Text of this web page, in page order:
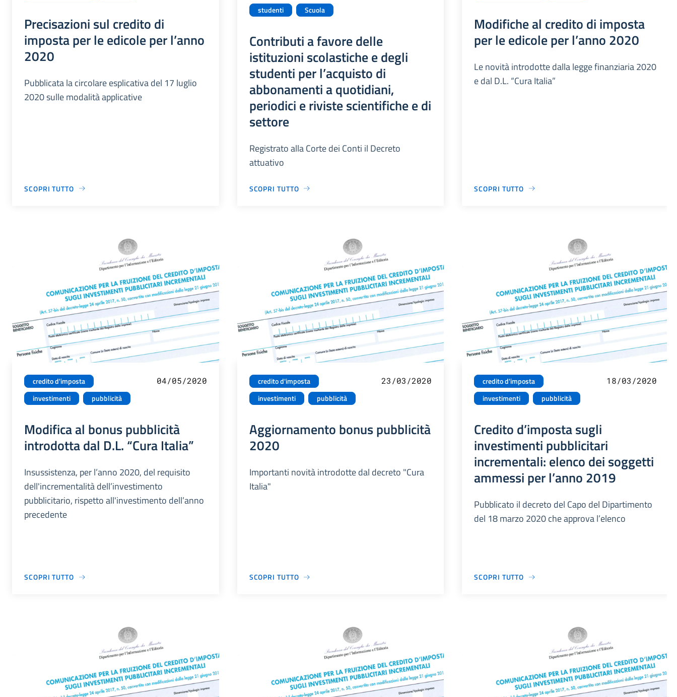
Precisazioni sul credito di
imposta per le edicole per l’anno
2020
Pubblicata la circolare esplicativa del 17 luglio
2020 sulle modalità applicative
SCOPRI TUTTO
studenti
Scuola
Contributi a favore delle
istituzioni scolastiche e degli
studenti per l’acquisto di
abbonamenti a quotidiani,
periodici e riviste scientifiche e di
settore
Registrato alla Corte dei Conti il Decreto
attuativo
SCOPRI TUTTO
Modifiche al credito di imposta
per le edicole per l’anno 2020
Le novità introdotte dalla legge finanziaria 2020
e dal D.L. “Cura Italia”
SCOPRI TUTTO
credito d'imposta
investimenti
pubblicità
04/05/2020
Modifica al bonus pubblicità
introdotta dal D.L. “Cura Italia”
Insussistenza, per l’anno 2020, del requisito
dell'incrementalità dell’investimento
pubblicitario, rispetto all'investimento dell’anno
precedente
SCOPRI TUTTO
credito d'imposta
investimenti
pubblicità
23/03/2020
Aggiornamento bonus pubblicità
2020
Importanti novità introdotte dal decreto "Cura
Italia"
SCOPRI TUTTO
credito d'imposta
investimenti
pubblicità
18/03/2020
Credito d’imposta sugli
investimenti pubblicitari
incrementali: elenco dei soggetti
ammessi per l’anno 2019
Pubblicato il decreto del Capo del Dipartimento
del 18 marzo 2020 che approva l’elenco
SCOPRI TUTTO